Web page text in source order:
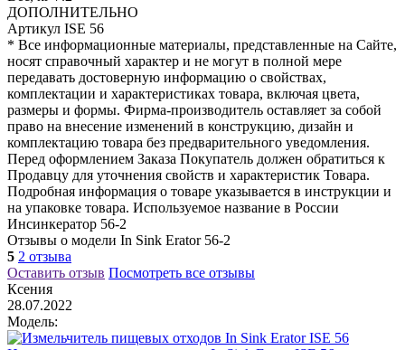
ДОПОЛНИТЕЛЬНО
Артикул ISE 56
* Все информационные материалы, представленные на Сайте,
носят справочный характер и не могут в полной мере
передавать достоверную информацию о свойствах,
комплектации и характеристиках товара, включая цвета,
размеры и формы. Фирма-производитель оставляет за собой
право на внесение изменений в конструкцию, дизайн и
комплектацию товара без предварительного уведомления.
Перед оформлением Заказа Покупатель должен обратиться к
Продавцу для уточнения свойств и характеристик Товара.
Подробная информация о товаре указывается в инструкции и
на упаковке товара. Используемое название в России
Инсинкератор 56-2
Отзывы о модели In Sink Erator 56-2
5 2 отзыва
Оставить отзыв Посмотреть все отзывы
Ксения
28.07.2022
Модель: